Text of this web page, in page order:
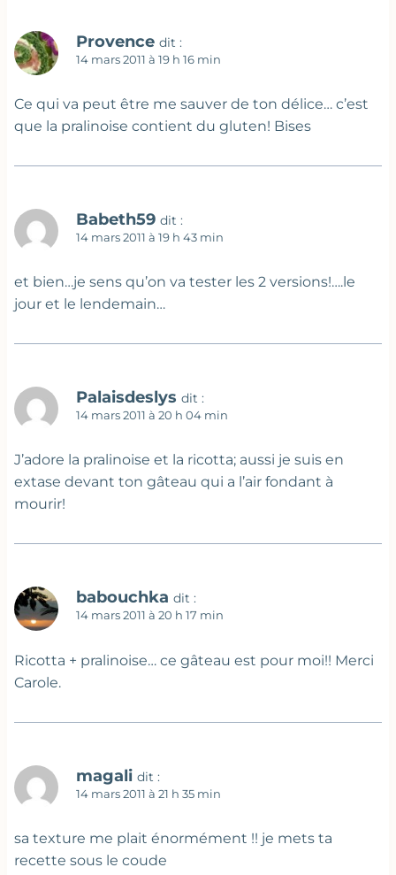
Provence dit :
14 mars 2011 à 19 h 16 min
Ce qui va peut être me sauver de ton délice… c’est
que la pralinoise contient du gluten! Bises
Babeth59 dit :
14 mars 2011 à 19 h 43 min
et bien…je sens qu’on va tester les 2 versions!….le
jour et le lendemain…
Palaisdeslys dit :
14 mars 2011 à 20 h 04 min
J’adore la pralinoise et la ricotta; aussi je suis en
extase devant ton gâteau qui a l’air fondant à
mourir!
babouchka dit :
14 mars 2011 à 20 h 17 min
Ricotta + pralinoise… ce gâteau est pour moi!! Merci
Carole.
magali dit :
14 mars 2011 à 21 h 35 min
sa texture me plait énormément !! je mets ta
recette sous le coude